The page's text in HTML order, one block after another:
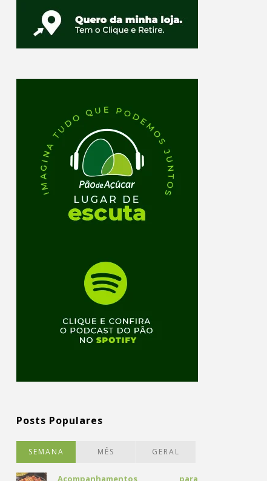
Posts Populares
SEMANA MÊS GERAL
Acompanhamentos para